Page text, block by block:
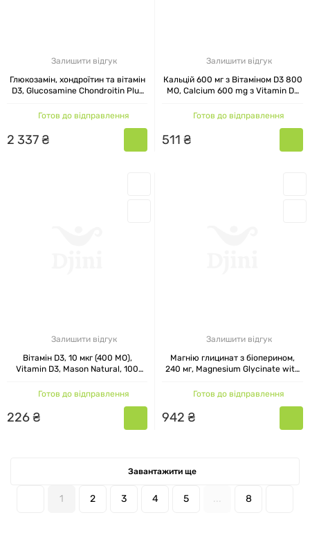
Залишити відгук
Глюкозамін, хондроїтин та вітамін
D3, Glucosamine Chondroitin Plus
капсул
Готов до відправлення
2 337₴
Залишити відгук
Кальцій 600 мг з Вітаміном D3 800
МО, Calcium 600 mg з Vitamin D3
таблеток
Готов до відправлення
511 ₴
Залишити відгук
Вітамін D3, 10 мкг (400 МО),
Vitamin D3, Mason Natural, 100
Готов до відправлення
226₴
Залишити відгук
Магнію глицинат з біоперином,
240 мг, Magnesium Glycinate with
капсул
Готов до відправлення
942 ₴
1 2 3 4 5 ... 8
Завантажити ще